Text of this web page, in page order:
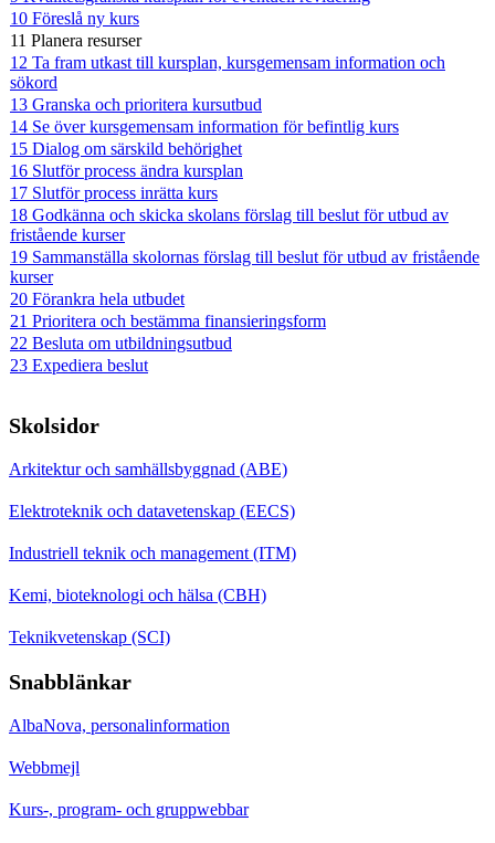
10 Föreslå ny kurs
11 Planera resurser
12 Ta fram utkast till kursplan, kursgemensam information och
sökord
13 Granska och prioritera kursutbud
14 Se över kursgemensam information för befintlig kurs
15 Dialog om särskild behörighet
16 Slutför process ändra kursplan
17 Slutför process inrätta kurs
18 Godkänna och skicka skolans förslag till beslut för utbud av
fristående kurser
19 Sammanställa skolornas förslag till beslut för utbud av fristående
kurser
20 Förankra hela utbudet
21 Prioritera och bestämma finansieringsform
22 Besluta om utbildningsutbud
23 Expediera beslut
Skolsidor
Arkitektur och samhällsbyggnad (ABE)
Elektroteknik och datavetenskap (EECS)
Industriell teknik och management (ITM)
Kemi, bioteknologi och hälsa (CBH)
Teknikvetenskap (SCI)
Snabblänkar
AlbaNova, personalinformation
Webbmejl
Kurs-, program- och gruppwebbar